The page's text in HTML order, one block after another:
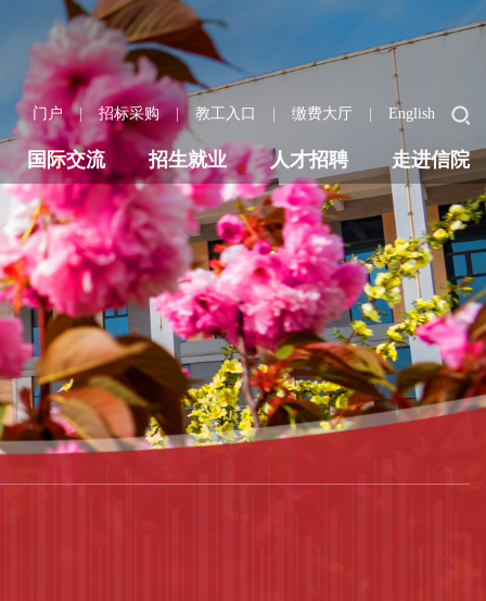
门户 | 招标采购 | 教工入口 | 缴费大厅 | English
国际交流 招生就业 人才招聘 走进信院